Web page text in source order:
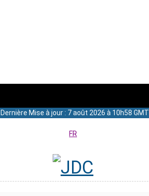
Dernière Mise à jour : 7 août 2026 à 10h58 GMT
FR